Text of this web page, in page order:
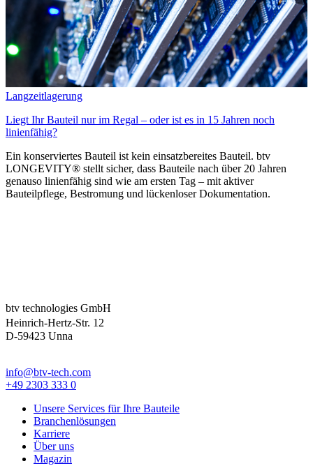
Langzeitlagerung
Liegt Ihr Bauteil nur im Regal – oder ist es in 15 Jahren noch
linienfähig?
Ein konserviertes Bauteil ist kein einsatzbereites Bauteil. btv
LONGEVITY® stellt sicher, dass Bauteile nach über 20 Jahren
genauso linienfähig sind wie am ersten Tag – mit aktiver
Bauteilpflege, Bestromung und lückenloser Dokumentation.
btv technologies GmbH
Heinrich-Hertz-Str. 12
D-59423 Unna
info@btv-tech.com
+49 2303 333 0
Unsere Services für Ihre Bauteile
Branchenlösungen
Karriere
Über uns
Magazin